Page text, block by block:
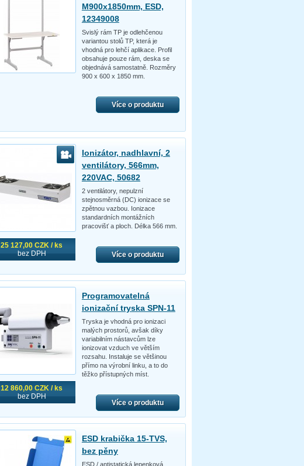
M900x1850mm, ESD,
12349008
Svislý rám TP je odlehčenou
variantou stolů TP, která je
vhodná pro lehčí aplikace. Profil
obsahuje pouze rám, deska se
objednává samostatně. Rozměry
900 x 600 x 1850 mm.
Více o produktu
25 127,00 CZK / ks
bez DPH
Ionizátor, nadhlavní, 2
ventilátory, 566mm,
220VAC, 50682
2 ventilátory, nepulzní
stejnosměrná (DC) ionizace se
zpětnou vazbou. Ionizace
standardních montážních
pracovišť a ploch. Délka 566 mm.
Více o produktu
12 860,00 CZK / ks
bez DPH
Programovatelná
ionizační tryska SPN-11
Tryska je vhodná pro ionizaci
malých prostorů, avšak díky
variabilním nástavcům lze
ionizovat vzduch ve větším
rozsahu. Instaluje se většinou
přímo na výrobní linku, a to do
těžko přístupných míst.
Více o produktu
ESD krabička 15-TVS,
bez pěny
ESD / antistatická lepenková